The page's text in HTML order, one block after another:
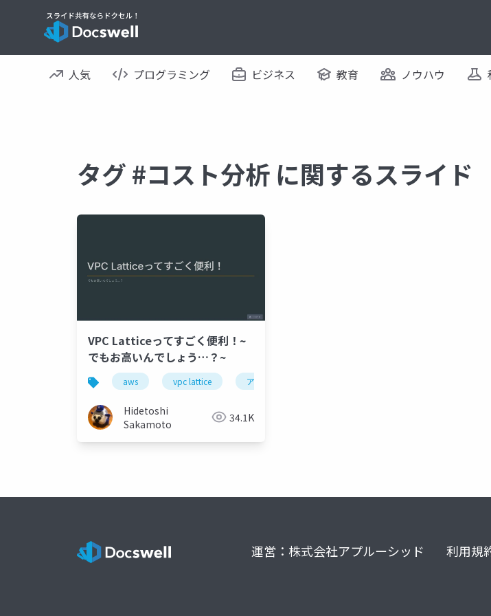
人気 プログラミング ビジネス 教育 ノウハウ
タグ #コスト分析 に関するスライド
VPC Latticeってすごく便利！~
でもお高いんでしょう…？~
aws vpc lattice アプリケーションネットワーキング
Hidetoshi
Sakamoto
34.1K
運営：株式会社アプルーシッド 利用規